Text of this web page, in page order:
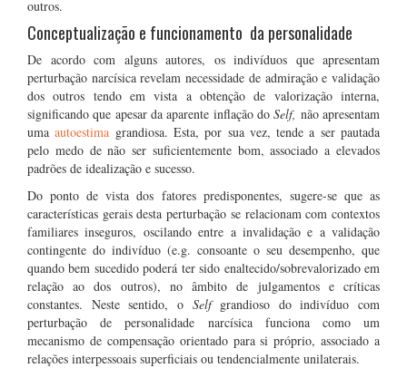
outros.
Conceptualização e funcionamento da personalidade
De acordo com alguns autores, os indivíduos que apresentam
perturbação narcísica revelam necessidade de admiração e validação
dos outros tendo em vista a obtenção de valorização interna,
significando que apesar da aparente inflação doSelf, não apresentam
umaautoestima grandiosa. Esta, por sua vez, tende a ser pautada
pelo medo de não ser suficientemente bom, associado a elevados
padrões de idealização e sucesso.
Do ponto de vista dos fatores predisponentes, sugere-se que as
características gerais desta perturbação se relacionam com contextos
familiares inseguros, oscilando entre a invalidação e a validação
contingente do indivíduo (e.g. consoante o seu desempenho, que
quando bem sucedido poderá ter sido enaltecido/sobrevalorizado em
relação ao dos outros), no âmbito de julgamentos e críticas
constantes. Neste sentido, o Selfgrandioso do indivíduo com
perturbação de personalidade narcísica funciona como um
mecanismo de compensação orientado para si próprio, associado a
relações interpessoais superficiais ou tendencialmente unilaterais.